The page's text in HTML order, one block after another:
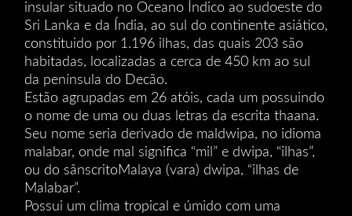
insular situado no Oceano Índico ao sudoeste do
Sri Lanka e da Índia, ao sul do continente asiático,
constituido por 1.196 ilhas, das quais 203 são
habitadas, localizadas a cerca de 450 km ao sul
da península do Decão.
Estão agrupadas em 26 atóis, cada um possuindo
o nome de uma ou duas letras da escrita thaana.
Seu nome seria derivado de maldwipa, no idioma
malabar, onde mal significa “mil” e dwipa, “ilhas”,
ou do sânscritoMalaya (vara) dwipa, “ilhas de
Malabar”.
Possui um clima tropical e úmido com uma